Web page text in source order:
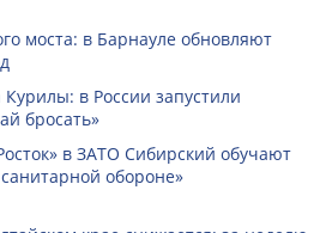
моста: в Барнауле обновляют
в России запустили
бросать»
в ЗАТО Сибирский обучают
обороне»